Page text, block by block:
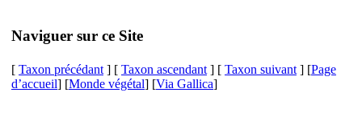
Naviguer sur ce Site
[ Taxon précédant ] [ Taxon ascendant ] [ Taxon suivant ] [Page
d’accueil] [Monde végétal] [Via Gallica]